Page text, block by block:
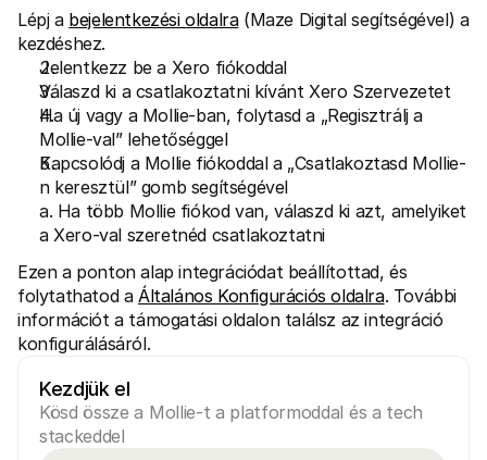
Lépj a bejelentkezési oldalra (Maze Digital segítségével) a
kezdéshez.
Jelentkezz be a Xero fiókoddal
Válaszd ki a csatlakoztatni kívánt Xero Szervezetet
Ha új vagy a Mollie-ban, folytasd a „Regisztrálj a
Mollie-val” lehetőséggel
Kapcsolódj a Mollie fiókoddal a „Csatlakoztasd Mollie-
n keresztül” gomb segítségével
a. Ha több Mollie fiókod van, válaszd ki azt, amelyiket
a Xero-val szeretnéd csatlakoztatni
Ezen a ponton alap integrációdat beállítottad, és
folytathatod a Általános Konfigurációs oldalra. További
információt a támogatási oldalon találsz az integráció
konfigurálásáról.
Kezdjük el
Kösd össze a Mollie-t a platformoddal és a tech
stackeddel